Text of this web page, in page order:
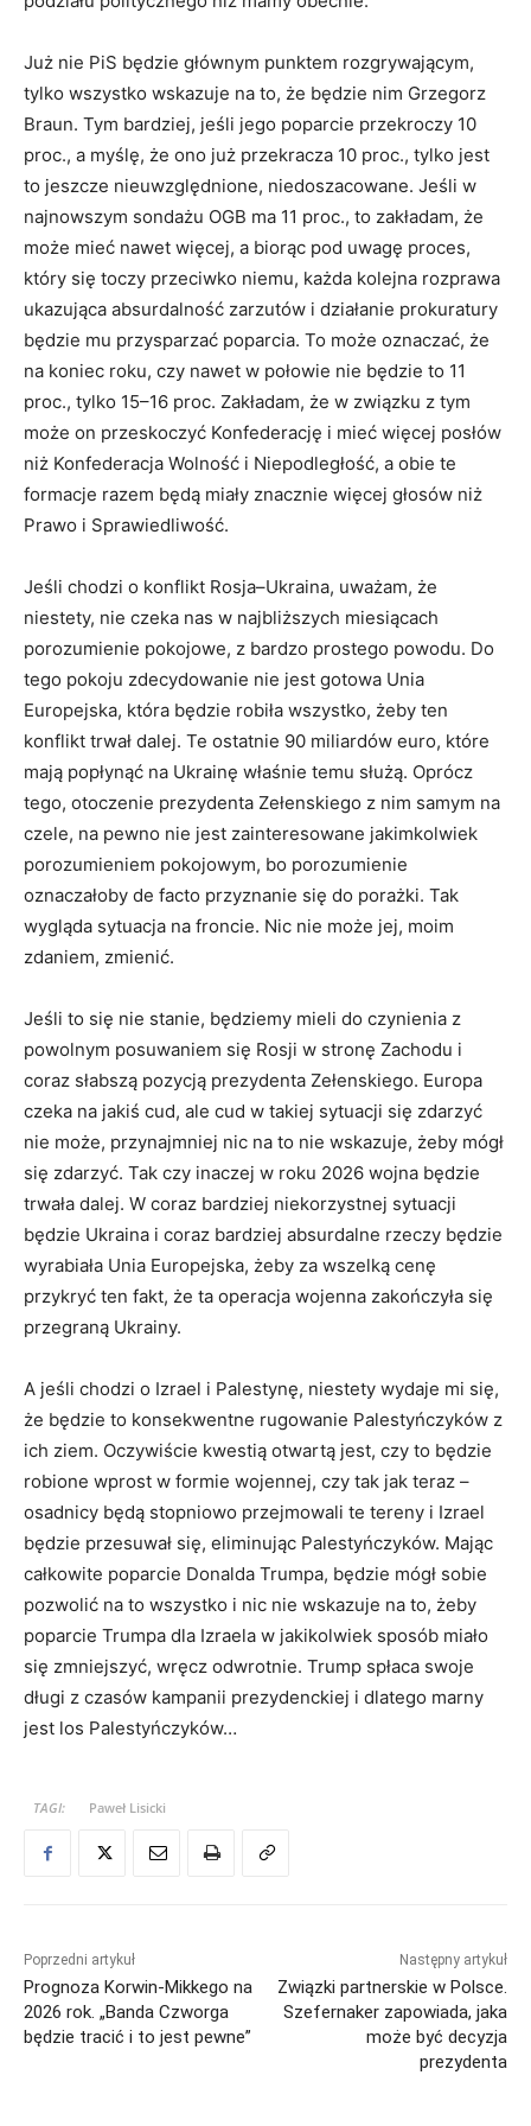
Już nie PiS będzie głównym punktem rozgrywającym,
tylko wszystko wskazuje na to, że będzie nim Grzegorz
Braun. Tym bardziej, jeśli jego poparcie przekroczy 10
proc., a myślę, że ono już przekracza 10 proc., tylko jest
to jeszcze nieuwzględnione, niedoszacowane. Jeśli w
najnowszym sondażu OGB ma 11 proc., to zakładam, że
może mieć nawet więcej, a biorąc pod uwagę proces,
który się toczy przeciwko niemu, każda kolejna rozprawa
ukazująca absurdalność zarzutów i działanie prokuratury
będzie mu przysparzać poparcia. To może oznaczać, że
na koniec roku, czy nawet w połowie nie będzie to 11
proc., tylko 15–16 proc. Zakładam, że w związku z tym
może on przeskoczyć Konfederację i mieć więcej posłów
niż Konfederacja Wolność i Niepodległość, a obie te
formacje razem będą miały znacznie więcej głosów niż
Prawo i Sprawiedliwość.
Jeśli chodzi o konflikt Rosja–Ukraina, uważam, że
niestety, nie czeka nas w najbliższych miesiącach
porozumienie pokojowe, z bardzo prostego powodu. Do
tego pokoju zdecydowanie nie jest gotowa Unia
Europejska, która będzie robiła wszystko, żeby ten
konflikt trwał dalej. Te ostatnie 90 miliardów euro, które
mają popłynąć na Ukrainę właśnie temu służą. Oprócz
tego, otoczenie prezydenta Zełenskiego z nim samym na
czele, na pewno nie jest zainteresowane jakimkolwiek
porozumieniem pokojowym, bo porozumienie
oznaczałoby de facto przyznanie się do porażki. Tak
wygląda sytuacja na froncie. Nic nie może jej, moim
zdaniem, zmienić.
Jeśli to się nie stanie, będziemy mieli do czynienia z
powolnym posuwaniem się Rosji w stronę Zachodu i
coraz słabszą pozycją prezydenta Zełenskiego. Europa
czeka na jakiś cud, ale cud w takiej sytuacji się zdarzyć
nie może, przynajmniej nic na to nie wskazuje, żeby mógł
się zdarzyć. Tak czy inaczej w roku 2026 wojna będzie
trwała dalej. W coraz bardziej niekorzystnej sytuacji
będzie Ukraina i coraz bardziej absurdalne rzeczy będzie
wyrabiała Unia Europejska, żeby za wszelką cenę
przykryć ten fakt, że ta operacja wojenna zakończyła się
przegraną Ukrainy.
A jeśli chodzi o Izrael i Palestynę, niestety wydaje mi się,
że będzie to konsekwentne rugowanie Palestyńczyków z
ich ziem. Oczywiście kwestią otwartą jest, czy to będzie
robione wprost w formie wojennej, czy tak jak teraz –
osadnicy będą stopniowo przejmowali te tereny i Izrael
będzie przesuwał się, eliminując Palestyńczyków. Mając
całkowite poparcie Donalda Trumpa, będzie mógł sobie
pozwolić na to wszystko i nic nie wskazuje na to, żeby
poparcie Trumpa dla Izraela w jakikolwiek sposób miało
się zmniejszyć, wręcz odwrotnie. Trump spłaca swoje
długi z czasów kampanii prezydenckiej i dlatego marny
jest los Palestyńczyków…
TAGI: Paweł Lisicki
Poprzedni artykuł
Prognoza Korwin-Mikkego na
2026 rok. „Banda Czworga
będzie tracić i to jest pewne”
Następny artykuł
Związki partnerskie w Polsce.
Szefernaker zapowiada, jaka
może być decyzja
prezydenta